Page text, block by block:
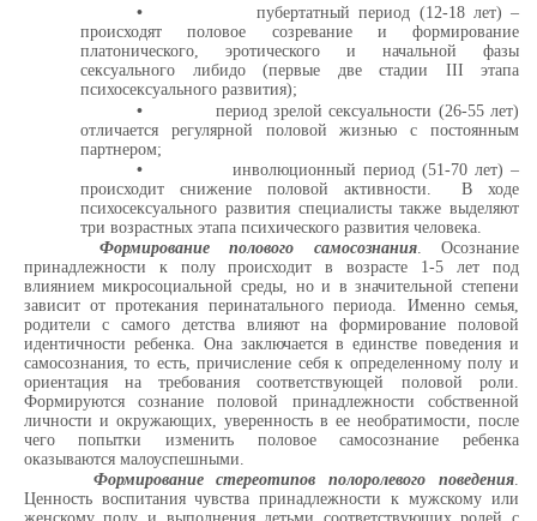
•
пубертатный период (12-18 лет) –
происходят половое созревание и формирование
платонического, эротического и начальной фазы
сексуального либидо (первые две стадии III этапа
психосексуального развития);
•
период зрелой сексуальности (26-55 лет)
отличается регулярной половой жизнью с постоянным
партнером;
•
инволюционный период (51-70 лет) –
происходит снижение половой активности. В ходе
психосексуального развития специалисты также выделяют
три возрастных этапа психического развития человека.
Формирование полового самосознания. Осознание
принадлежности к полу происходит в возрасте 1-5 лет под
влиянием микросоциальной среды, но и в значительной степени
зависит от протекания перинатального периода. Именно семья,
родители с самого детства влияют на формирование половой
идентичности ребенка. Она заключается в единстве поведения и
самосознания, то есть, причисление себя к определенному полу и
ориентация на требования соответствующей половой роли.
Формируются сознание половой принадлежности собственной
личности и окружающих, уверенность в ее необратимости, после
чего попытки изменить половое самосознание ребенка
оказываются малоуспешными.
Формирование стереотипов полоролевого поведения.
Ценность воспитания чувства принадлежности к мужскому или